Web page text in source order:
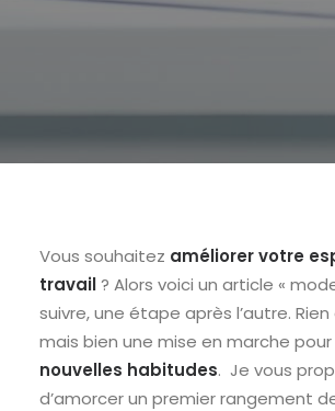
Vous souhaitez améliorer votre
travail? Alors voici un article «
suivre, une étape après l’autre. Rien
mais bien une mise en marche pour
nouvelles habitudes. Je vous
d’amorcer un premier rangement